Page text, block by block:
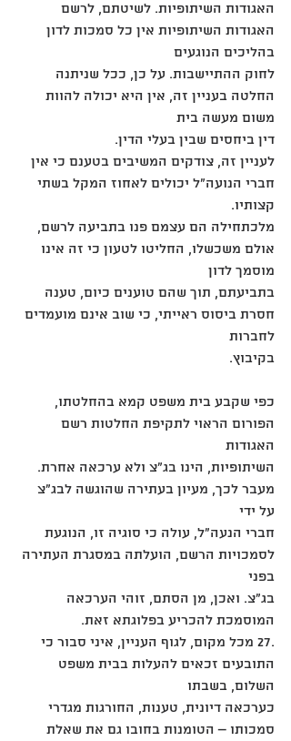
האגודות השיתופיות. לשיטתם, לרשם
האגודות השיתופיות אין כל סמכות לדון
בהליכים הנוגעים
לחוק ההתיישבות. על כן, ככל שניתנה
החלטה בעניין זה, אין היא יכולה להוות
משום מעשה בית
דין ביחסים שבין בעלי הדין.
לעניין זה, צודקים המשיבים בטענם כי אין
חברי הנועה"ל יכולים לאחוז המקל בשתי
קצותיו.
מלכתחילה הם עצמם פנו בתביעה לרשם,
אולם משכשלו, החליטו לטעון כי זה אינו
מוסמך לדון
בתביעתם, תוך שהם טוענים כיום, טענה
חסרת ביסוס ראייתי, כי שוב אינם מועמדים
לחברות
בקיבוץ.
כפי שקבע בית משפט קמא בהחלטתו,
הפורום הראוי לתקיפת החלטות רשם
האגודות
השיתופיות, הינו בג"צ ולא ערכאה אחרת.
מעבר לכך, מעיון בעתירה שהוגשה לבג"צ
על ידי
חברי הנעה"ל, עולה כי סוגיה זו, הנוגעת
לסמכויות הרשם, הועלתה במסגרת העתירה
בפני
בג"צ. ואכן, מן הסתם, זוהי הערכאה
המוסמכת להכריע בפלוגתא זאת.
.27 מכל מקום, לגוף העניין, איני סבור כי
התובעים זכאים להעלות בבית משפט
השלום, בשבתו
כערכאה דיונית, טענות, החורגות מגדרי
סמכותו – הטומנות בחובו גם את שאלת